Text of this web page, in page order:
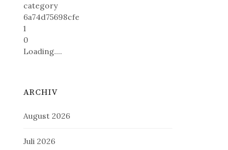
category
6a74d75698cfe
1
0
Loading....
ARCHIV
August 2026
Juli 2026